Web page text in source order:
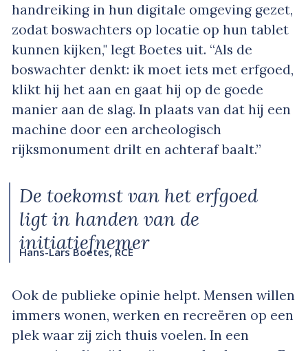
handreiking in hun digitale omgeving gezet,
zodat boswachters op locatie op hun tablet
kunnen kijken," legt Boetes uit. “Als de
boswachter denkt: ik moet iets met erfgoed,
klikt hij het aan en gaat hij op de goede
manier aan de slag. In plaats van dat hij een
machine door een archeologisch
rijksmonument drilt en achteraf baalt.”
De toekomst van het erfgoed
ligt in handen van de
initiatiefnemer
Hans-Lars Boetes, RCE
Ook de publieke opinie helpt. Mensen willen
immers wonen, werken en recreëren op een
plek waar zij zich thuis voelen. In een